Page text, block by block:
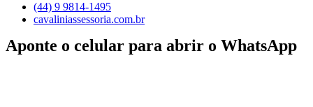
(44) 9 9814-1495
cavaliniassessoria.com.br
Aponte o celular para abrir o WhatsApp